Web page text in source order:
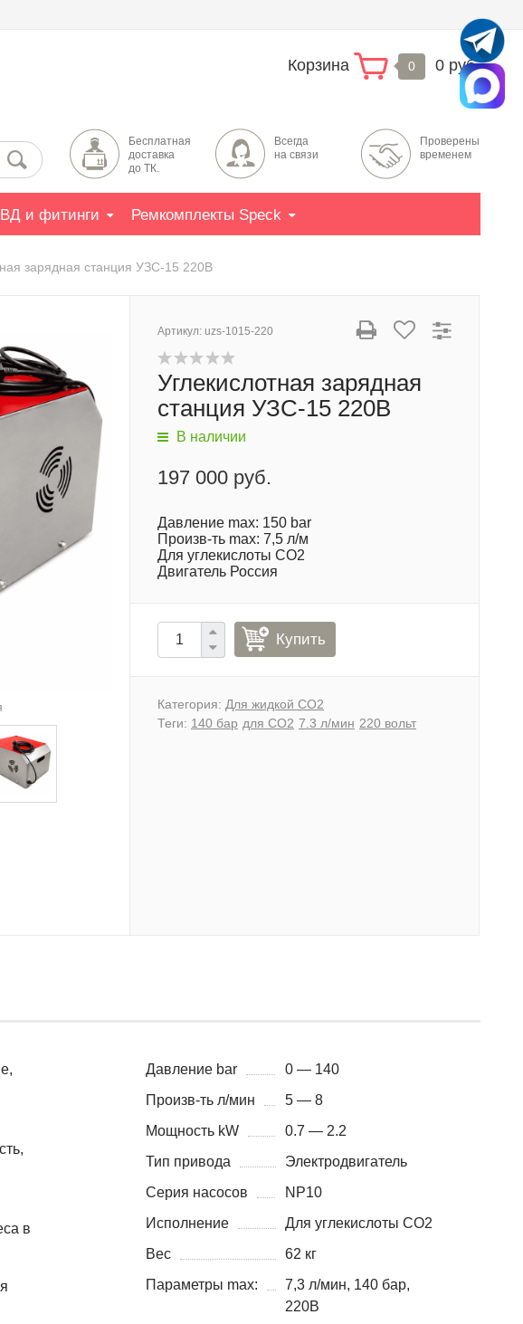
Корзина 0 0 руб.
Бесплатная
доставка
до ТК.
Всегда
на связи
Проверены
временем
и фитинги Ремкомплекты Speck
зарядная станция УЗС-15 220В
Артикул: uzs-1015-220
Углекислотная зарядная
станция УЗС-15 220В
В наличии
197 000 руб.
Давление max: 150 bar
Произв-ть max: 7,5 л/м
Для углекислоты СО2
Двигатель Россия
Купить
Категория: Для жидкой СО2
Теги: 140 бар для CO2 7.3 л/мин 220 вольт
в
Давление bar
0 — 140
Произв-ть л/мин
5 — 8
Мощность kW
0.7 — 2.2
Тип привода
Электродвигатель
Серия насосов
NP10
Исполнение
Для углекислоты CO2
Вес
62 кг
Параметры max:
7,3 л/мин, 140 бар,
220В